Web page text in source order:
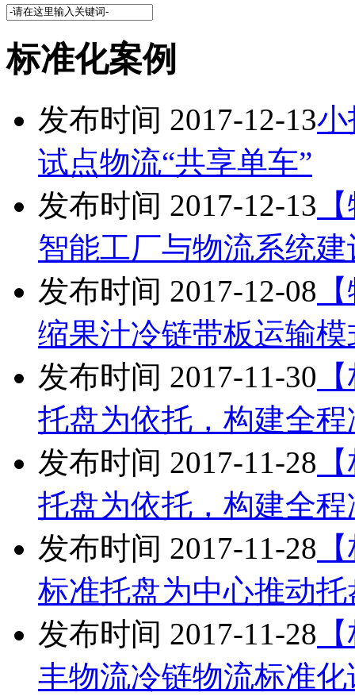
标准化案例
发布时间 2017-12-13小
试点物流“共享单车”
发布时间 2017-12-13
智能工厂与物流系统建
发布时间 2017-12-08
缩果汁冷链带板运输模
发布时间 2017-11-30
托盘为依托，构建全
发布时间 2017-11-28
托盘为依托，构建全
发布时间 2017-11-28
标准托盘为中心推动
发布时间 2017-11-28
丰物流冷链物流标准